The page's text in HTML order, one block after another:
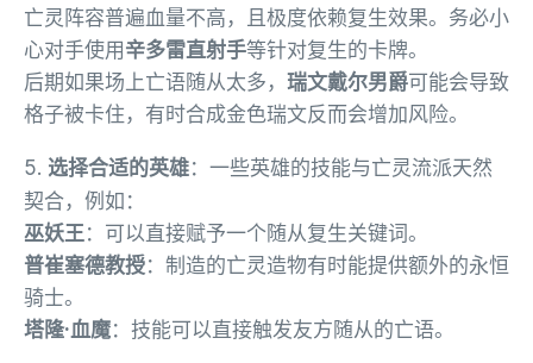
亡灵阵容普遍血量不高，且极度依赖复生效果。务必小
心对手使用 辛多雷直射手等针对复生的卡牌。
后期如果场上亡语随从太多， 瑞文戴尔男爵可能会导致
格子被卡住，有时合成金色瑞文反而会增加风险。
5. 选择合适的英雄：一些英雄的技能与亡灵流派天然
契合，例如：
巫妖王：可以直接赋予一个随从复生关键词。
普崔塞德教授：制造的亡灵造物有时能提供额外的永恒
骑士。
塔隆·血魔：技能可以直接触发友方随从的亡语。